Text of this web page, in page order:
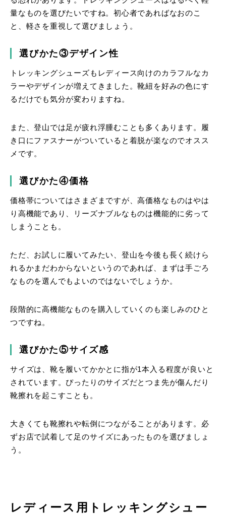
量なものを選びたいですね。初心者であればなおのこ
と、軽さを重視して選びましょう。
選びかた③デザイン性
トレッキングシューズもレディース向けのカラフルなカ
ラーやデザインが増えてきました。靴紐を好みの色にす
るだけでも気分が変わりますね。
また、登山では足が疲れ浮腫むことも多くあります。履
き口にファスナーがついていると着脱が楽なのでオスス
メです。
選びかた④価格
価格帯についてはさまざまですが、高価格なものはやは
り高機能であり、リーズナブルなものは機能的に劣って
しまうことも。
ただ、お試しに履いてみたい、登山を今後も長く続けら
れるかまだわからないというのであれば、まずは手ごろ
なものを選んでもよいのではないでしょうか。
段階的に高機能なものを購入していくのも楽しみのひと
つですね。
選びかた⑤サイズ感
サイズは、靴を履いてかかとに指が1本入る程度が良いと
されています。ぴったりのサイズだとつま先が傷んだり
靴擦れを起こすことも。
大きくても靴擦れや転倒につながることがあります。必
ずお店で試着して足のサイズにあったものを選びましょ
う。
レディース用トレッキングシュー